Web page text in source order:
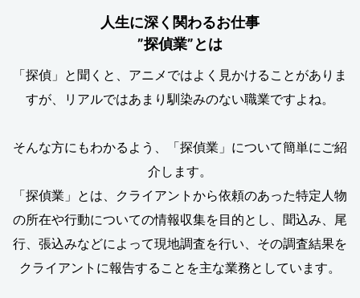
人生に深く関わるお仕事
”探偵業”とは
「探偵」と聞くと、アニメではよく見かけることがありま
すが、リアルではあまり馴染みのない職業ですよね。
そんな方にもわかるよう、「探偵業」について簡単にご紹
介します。
「探偵業」とは、クライアントから依頼のあった特定人物
の所在や行動についての情報収集を目的とし、聞込み、尾
行、張込みなどによって現地調査を行い、その調査結果を
クライアントに報告することを主な業務としています。